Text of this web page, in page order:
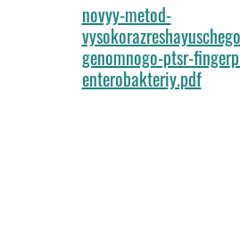
novyy-metod-
genomnogo-ptsr-
enterobakteriy.pdf